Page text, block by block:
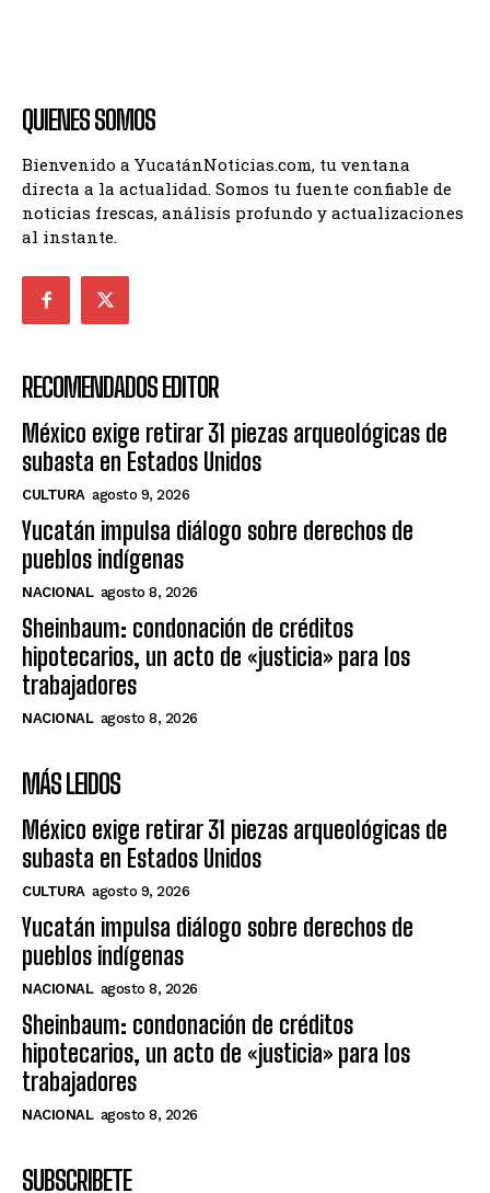
QUIENES SOMOS
Bienvenido a YucatánNoticias.com, tu ventana
directa a la actualidad. Somos tu fuente confiable de
noticias frescas, análisis profundo y actualizaciones
al instante.
RECOMENDADOS EDITOR
México exige retirar 31 piezas arqueológicas de
subasta en Estados Unidos
CULTURA agosto 9, 2026
Yucatán impulsa diálogo sobre derechos de
pueblos indígenas
NACIONAL agosto 8, 2026
Sheinbaum: condonación de créditos
hipotecarios, un acto de «justicia» para los
trabajadores
NACIONAL agosto 8, 2026
MÁS LEIDOS
México exige retirar 31 piezas arqueológicas de
subasta en Estados Unidos
CULTURA agosto 9, 2026
Yucatán impulsa diálogo sobre derechos de
pueblos indígenas
NACIONAL agosto 8, 2026
Sheinbaum: condonación de créditos
hipotecarios, un acto de «justicia» para los
trabajadores
NACIONAL agosto 8, 2026
SUBSCRIBETE